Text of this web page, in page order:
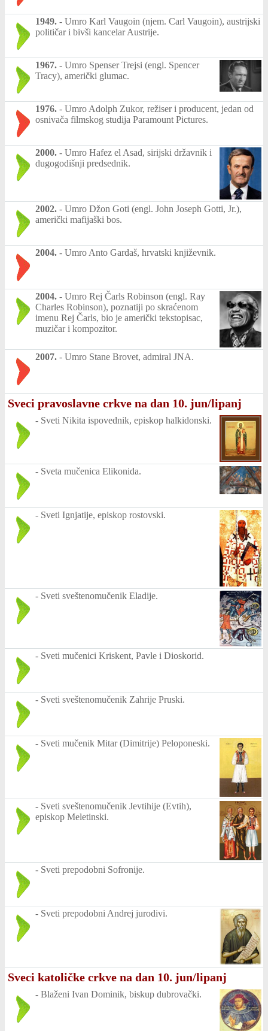
1949. - Umro Karl Vaugoin (njem. Carl Vaugoin), austrijski
političar i bivši kancelar Austrije.
1967. - Umro Spenser Trejsi (engl. Spencer
Tracy), američki glumac.
1976. - Umro Adolph Zukor, režiser i producent, jedan od
osnivača filmskog studija Paramount Pictures.
2000. - Umro Hafez el Asad, sirijski državnik i
dugogodišnji predsednik.
2002. - Umro Džon Goti (engl. John Joseph Gotti, Jr.),
američki mafijaški bos.
2004. - Umro Anto Gardaš, hrvatski književnik.
2004. - Umro Rej Čarls Robinson (engl. Ray
Charles Robinson), poznatiji po skraćenom
imenu Rej Čarls, bio je američki tekstopisac,
muzičar i kompozitor.
2007. - Umro Stane Brovet, admiral JNA.
Sveci pravoslavne crkve na dan 10. jun/lipanj
- Sveti Nikita ispovednik, episkop halkidonski.
- Sveta mučenica Elikonida.
- Sveti Ignjatije, episkop rostovski.
- Sveti sveštenomučenik Eladije.
- Sveti mučenici Kriskent, Pavle i Dioskorid.
- Sveti sveštenomučenik Zahrije Pruski.
- Sveti mučenik Mitar (Dimitrije) Peloponeski.
- Sveti sveštenomučenik Jevtihije (Evtih),
episkop Meletinski.
- Sveti prepodobni Sofronije.
- Sveti prepodobni Andrej jurodivi.
Sveci katoličke crkve na dan 10. jun/lipanj
- Blaženi Ivan Dominik, biskup dubrovački.